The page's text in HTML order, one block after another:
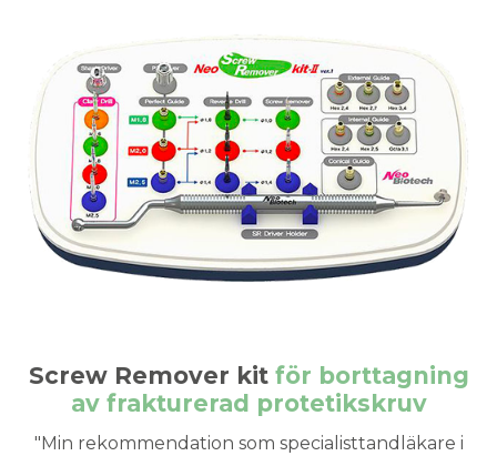
Screw Remover kitför borttagning
av frakturerad protetikskruv
"Min rekommendation som specialisttandläkare i